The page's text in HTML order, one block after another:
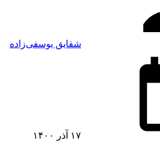
شقایق یوسفی‌زاده
۱۷ آذر ۱۴۰۰